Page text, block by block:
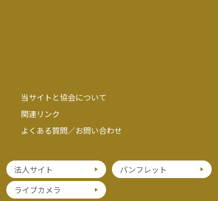
当サイトと協会について
関連リンク
よくある質問／お問い合わせ
法人サイト
パンフレット
ライブカメラ